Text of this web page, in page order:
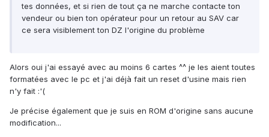
tes données, et si rien de tout ça ne marche contacte ton
vendeur ou bien ton opérateur pour un retour au SAV car
ce sera visiblement ton DZ l'origine du problème
Alors oui j'ai essayé avec au moins 6 cartes ^^ je les aient toutes
formatées avec le pc et j'ai déjà fait un reset d'usine mais rien
n'y fait :'(
Je précise également que je suis en ROM d'origine sans aucune
modification...